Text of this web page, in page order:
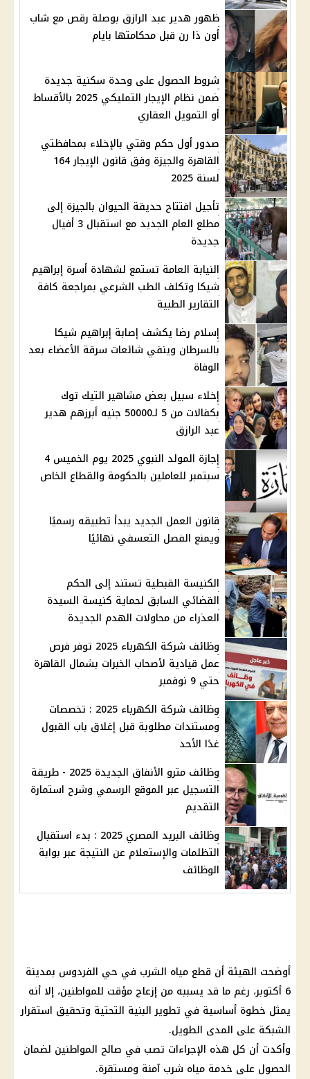
ظهور هدير عبد الرازق بوصلة رقص مع شاب
أون ذا رن قبل محكامتها بايام
شروط الحصول على وحدة سكنية جديدة
ضمن نظام الإيجار التمليكي 2025 بالأقساط
أو التمويل العقاري
صدور أول حكم وقتي بالإخلاء بمحافظتي
القاهرة والجيزة وفق قانون الإيجار 164
لسنة 2025
تأجيل افتتاح حديقة الحيوان بالجيزة إلى
مطلع العام الجديد مع استقبال 3 أفيال
جديدة
النيابة العامة تستمع لشهادة أسرة إبراهيم
شيكا وتكلف الطب الشرعي بمراجعة كافة
التقارير الطبية
إسلام رضا يكشف إصابة إبراهيم شيكا
بالسرطان وينفي شائعات سرقة الأعضاء بعد
الوفاة
إخلاء سبيل بعض مشاهير التيك توك
بكفالات من 5 لـ50000 جنيه أبرزهم هدير
عبد الرازق
إجازة المولد النبوي 2025 يوم الخميس 4
سبتمبر للعاملين بالحكومة والقطاع الخاص
قانون العمل الجديد يبدأ تطبيقه رسميًا
ويمنع الفصل التعسفي نهائيًا
الكنيسة القبطية تستند إلى الحكم
القضائي السابق لحماية كنيسة السيدة
العذراء من محاولات الهدم الجديدة
وظائف شركة الكهرباء 2025 توفر فرص
عمل قيادية لأصحاب الخبرات بشمال القاهرة
حتي 9 نوفمبر
وظائف شركة الكهرباء 2025 : تخصصات
ومستندات مطلوبة قبل إغلاق باب القبول
غدًا الأحد
وظائف مترو الأنفاق الجديدة 2025 - طريقة
التسجيل عبر الموقع الرسمي وشرح استمارة
التقديم
وظائف البريد المصري 2025 : بدء استقبال
التظلمات والإستعلام عن النتيجة عبر بوابة
الوظائف
أوضحت الهيئة أن قطع مياه الشرب في حي الفردوس بمدينة
6 أكتوبر، رغم ما قد يسببه من إزعاج مؤقت للمواطنين، إلا أنه
يمثل خطوة أساسية في تطوير البنية التحتية وتحقيق استقرار
الشبكة على المدى الطويل.
وأكدت أن كل هذه الإجراءات تصب في صالح المواطنين لضمان
الحصول على خدمة مياه شرب آمنة ومستقرة.